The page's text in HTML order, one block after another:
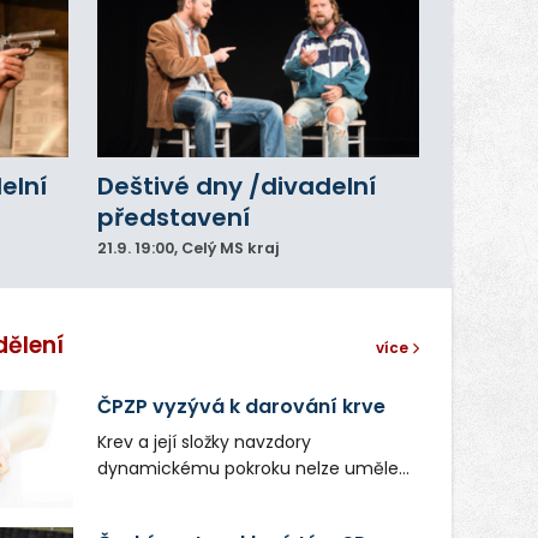
Deštivé dny /divadelní
představení
21.9. 19:00, Celý MS kraj
více
ČPZP vyzývá k darování krve
Krev a její složky navzdory
dynamickému pokroku nelze uměle